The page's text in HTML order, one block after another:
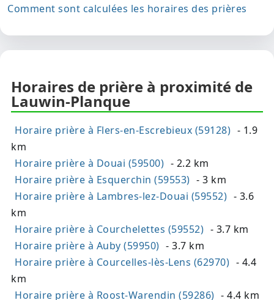
Comment sont calculées les horaires des prières
Horaires de prière à proximité de
Lauwin-Planque
Horaire prière à Flers-en-Escrebieux (59128) - 1.9
km
Horaire prière à Douai (59500) - 2.2 km
Horaire prière à Esquerchin (59553) - 3 km
Horaire prière à Lambres-lez-Douai (59552) - 3.6
km
Horaire prière à Courchelettes (59552) - 3.7 km
Horaire prière à Auby (59950) - 3.7 km
Horaire prière à Courcelles-lès-Lens (62970) - 4.4
km
Horaire prière à Roost-Warendin (59286) - 4.4 km